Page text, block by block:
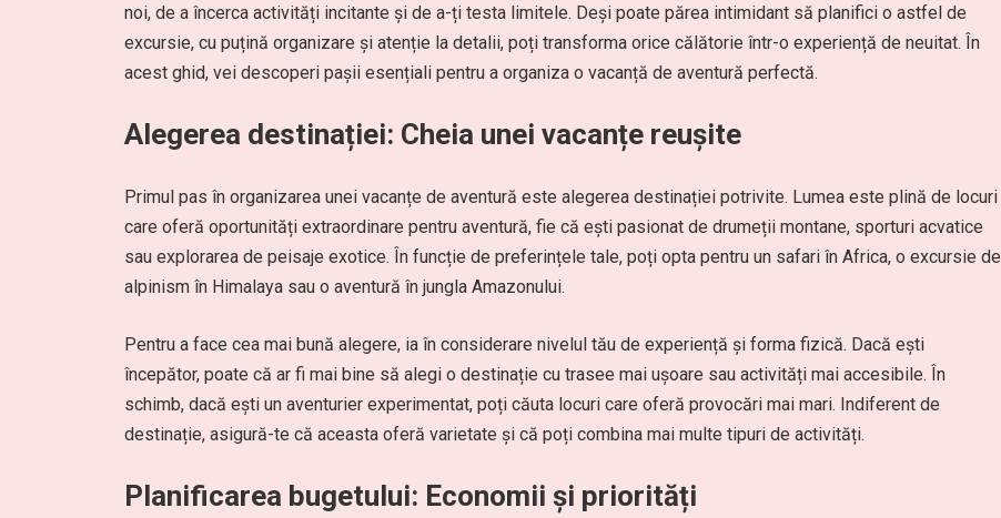
noi, de a încerca activități incitante și de a-ți testa limitele. Deși poate părea intimidant să planifici o astfel de
excursie, cu puțină organizare și atenție la detalii, poți transforma orice călătorie într-o experiență de neuitat. În
acest ghid, vei descoperi pașii esențiali pentru a organiza o vacanță de aventură perfectă.
Alegerea destinației: Cheia unei vacanțe reușite
Primul pas în organizarea unei vacanțe de aventură este alegerea destinației potrivite. Lumea este plină de locuri
care oferă oportunități extraordinare pentru aventură, fie că ești pasionat de drumeții montane, sporturi acvatice
sau explorarea de peisaje exotice. În funcție de preferințele tale, poți opta pentru un safari în Africa, o excursie de
alpinism în Himalaya sau o aventură în jungla Amazonului.
Pentru a face cea mai bună alegere, ia în considerare nivelul tău de experiență și forma fizică. Dacă ești
începător, poate că ar fi mai bine să alegi o destinație cu trasee mai ușoare sau activități mai accesibile. În
schimb, dacă ești un aventurier experimentat, poți căuta locuri care oferă provocări mai mari. Indiferent de
destinație, asigură-te că aceasta oferă varietate și că poți combina mai multe tipuri de activități.
Planificarea bugetului: Economii și priorități